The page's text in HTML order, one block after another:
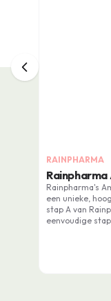
RAINPHARMA
Rainpharma's
een unieke,
stap A van
eenvoudige